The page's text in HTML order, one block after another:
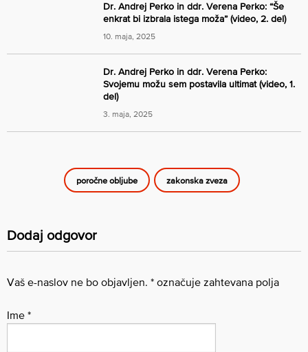
Dr. Andrej Perko in ddr. Verena Perko: “Še
enkrat bi izbrala istega moža” (video, 2. del)
10. maja, 2025
Dr. Andrej Perko in ddr. Verena Perko:
Svojemu možu sem postavila ultimat (video, 1.
del)
3. maja, 2025
poročne obljube zakonska zveza
Dodaj odgovor
Vaš e-naslov ne bo objavljen. * označuje zahtevana polja
Ime *